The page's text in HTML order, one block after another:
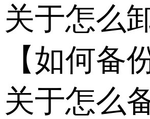
关于怎么
【如何
关于怎么